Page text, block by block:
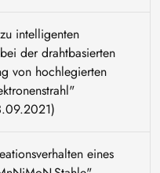
intelligenten
der drahtbasierten
von hochlegierten
eines